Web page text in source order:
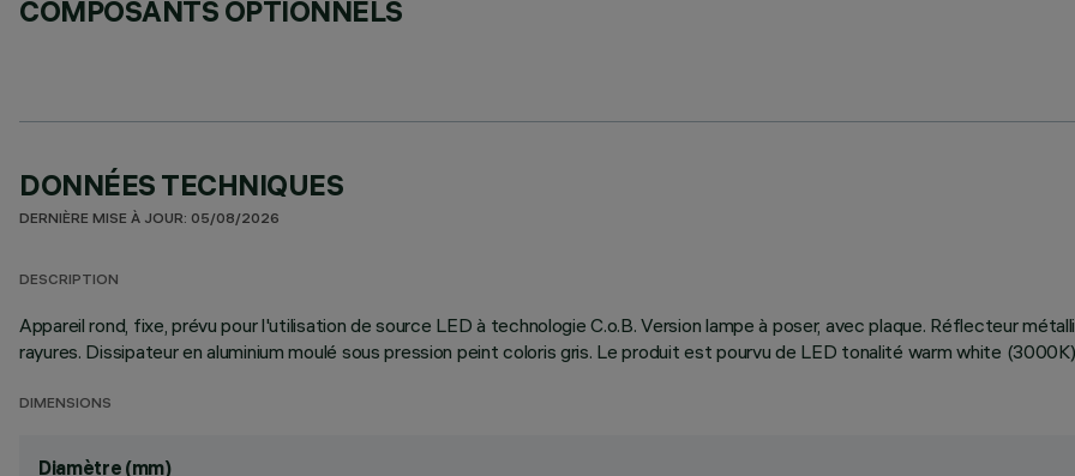
COMPOSANTS OPTIONNELS
DONNÉES TECHNIQUES
DERNIÈRE MISE À JOUR: 05/08/2026
DESCRIPTION
Appareil rond, fixe, prévu pour l'utilisation de source LED à technologie C.o.B. Version lampe à poser, avec plaque. Réflecteur
rayures. Dissipateur en aluminium moulé sous pression peint coloris gris. Le produit est pourvu de LED tonalité warm white
DIMENSIONS
Diamètre (mm)